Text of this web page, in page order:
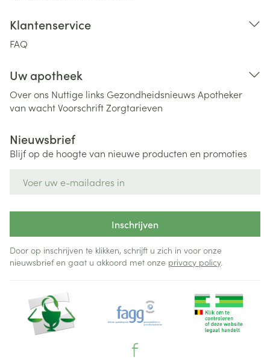
Klantenservice
FAQ
Uw apotheek
Over ons Nuttige links Gezondheidsnieuws Apotheker
van wachtVoorschriftZorgtarieven
Nieuwsbrief
Blijf op de hoogte van nieuwe producten en promoties
Inschrijven
Door op inschrijven te klikken, schrijft u zich in voor onze
nieuwsbrief en gaat u akkoord met onze privacy policy.